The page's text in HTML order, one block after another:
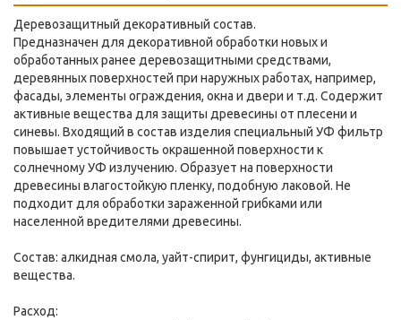
Деревозащитный декоративный состав.
Предназначен для декоративной обработки новых и
обработанных ранее деревозащитными средствами,
деревянных поверхностей при наружных работах, например,
фасады, элементы ограждения, окна и двери и т.д. Содержит
активные вещества для защиты древесины от плесени и
синевы. Входящий в состав изделия специальный УФ фильтр
повышает устойчивость окрашенной поверхности к
солнечному УФ излучению. Образует на поверхности
древесины влагостойкую пленку, подобную лаковой. Не
подходит для обработки зараженной грибками или
населенной вредителями древесины.
Состав: алкидная смола, уайт-спирит, фунгициды, активные
вещества.
Расход: